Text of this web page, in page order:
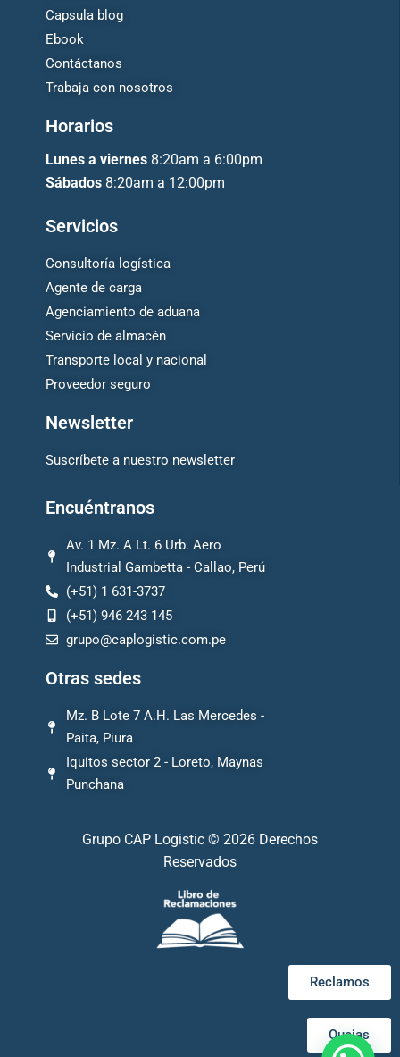
Capsula blog
Ebook
Contáctanos
Trabaja con nosotros
Horarios
Lunes a viernes 8:20am a 6:00pm
Sábados 8:20am a 12:00pm
Servicios
Consultoría logística
Agente de carga
Agenciamiento de aduana
Servicio de almacén
Transporte local y nacional
Proveedor seguro
Newsletter
Suscríbete a nuestro newsletter
Encuéntranos
Av. 1 Mz. A Lt. 6 Urb. Aero
Industrial Gambetta - Callao, Perú
(+51) 1 631-3737
(+51) 946 243 145
grupo@caplogistic.com.pe
Otras sedes
Mz. B Lote 7 A.H. Las Mercedes -
Paita, Piura
Iquitos sector 2 - Loreto, Maynas
Punchana
Grupo CAP Logistic © 2026 Derechos
Reservados
Reclamos
Quejas